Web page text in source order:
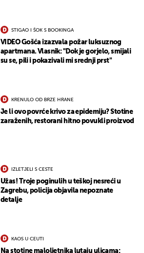
STIGAO I ŠOK S BOOKINGA
VIDEO Gošća izazvala požar luksuznog
apartmana. Vlasnik: "Dok je gorjelo, smijali
su se, pili i pokazivali mi srednji prst"
KRENULO OD BRZE HRANE
Je li ovo povrće krivo za epidemiju? Stotine
zaraženih, restorani hitno povukli proizvod
IZLETJELI S CESTE
Užas! Troje poginulih u teškoj nesreći u
Zagrebu, policija objavila nepoznate
detalje
KAOS U CEUTI
Na stotine maloljetnika lutaju ulicama: